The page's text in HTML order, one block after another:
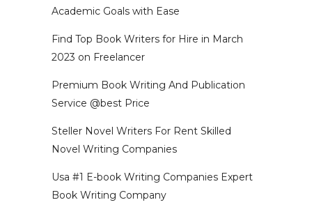
Academic Goals with Ease
Find Top Book Writers for Hire in March
2023 on Freelancer
Premium Book Writing And Publication
Service @best Price
Steller Novel Writers For Rent Skilled
Novel Writing Companies
Usa #1 E-book Writing Companies Expert
Book Writing Company